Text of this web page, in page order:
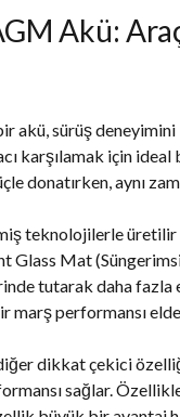
Akü:
akü, sürüş
karşılamak için ideal
donatırken, aynı
teknolojilerle
Glass Mat
tutarak daha
marş performansı
dikkat çekici
sağlar.